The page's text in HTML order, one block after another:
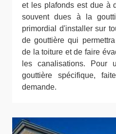
et les plafonds est due à
souvent dues à la
primordial d'installer sur
de gouttière qui
de la toiture et de faire
les canalisations.
gouttière spécifique,
demande.